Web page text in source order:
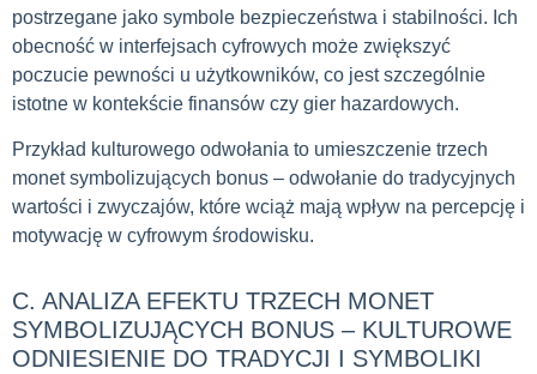
postrzegane jako symbole bezpieczeństwa i stabilności. Ich
obecność w interfejsach cyfrowych może zwiększyć
poczucie pewności u użytkowników, co jest szczególnie
istotne w kontekście finansów czy gier hazardowych.
Przykład kulturowego odwołania to umieszczenie trzech
monet symbolizujących bonus – odwołanie do tradycyjnych
wartości i zwyczajów, które wciąż mają wpływ na percepcję i
motywację w cyfrowym środowisku.
C. ANALIZA EFEKTU TRZECH MONET
SYMBOLIZUJĄCYCH BONUS – KULTUROWE
ODNIESIENIE DO TRADYCJI I SYMBOLIKI